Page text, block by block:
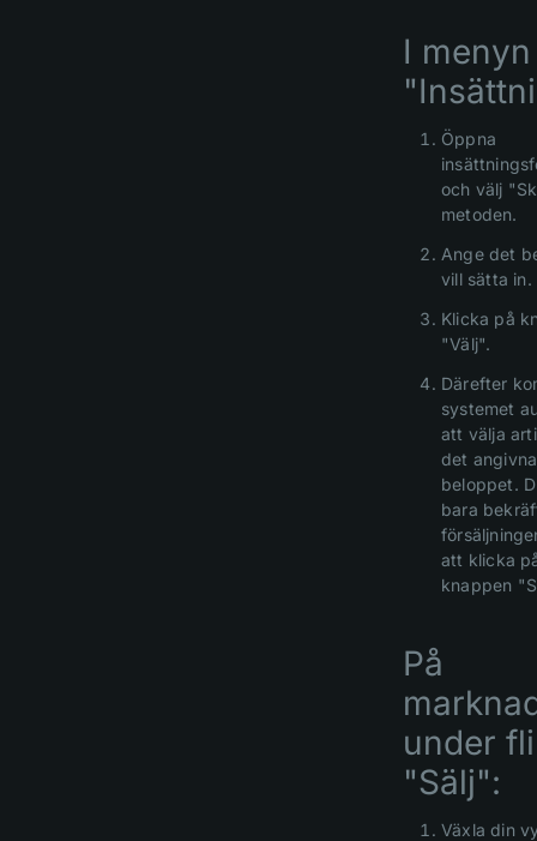
I menyn
Öppna
och välj
metoden.
Ange det
vill sätta in.
Klicka på
"Välj".
Därefter
systemet
att välja
det angivna
beloppet.
bara
att klicka
knappen
På
under
"Sälj":
Växla din